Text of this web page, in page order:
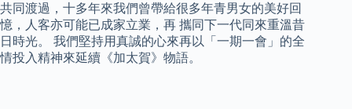
共同渡過，十多年來我們曾帶給很多年青男女的美好回
憶，人客亦可能已成家立業，再 攜同下一代同來重溫昔
日時光。 我們堅持用真誠的心來再以「一期一會」的全
情投入精神來延續《加太賀》物語。